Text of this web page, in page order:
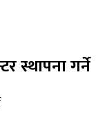
स्थापना गर्ने